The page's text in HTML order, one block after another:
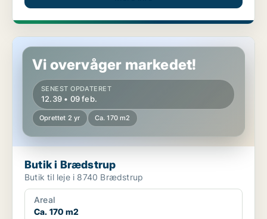
Butik i Brædstrup
Vi overvåger markedet!
SENEST OPDATERET
12.39 • 09 feb.
Oprettet 2 yr Ca. 170 m2
Butik i Brædstrup
Butik til leje i 8740 Brædstrup
Areal
Ca. 170 m2